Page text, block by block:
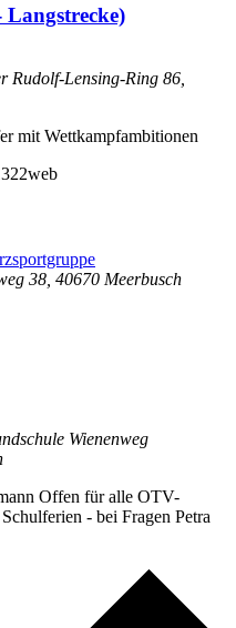
Langstrecke)
Rudolf-Lensing-Ring 86,
mit Wettkampfambitionen
38, 40670 Meerbusch
Wienenweg
Offen für alle OTV-
- bei Fragen Petra